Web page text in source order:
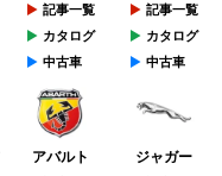
記事一覧
カタログ
中古車
記事一覧
カタログ
中古車
アバルト ジャガー